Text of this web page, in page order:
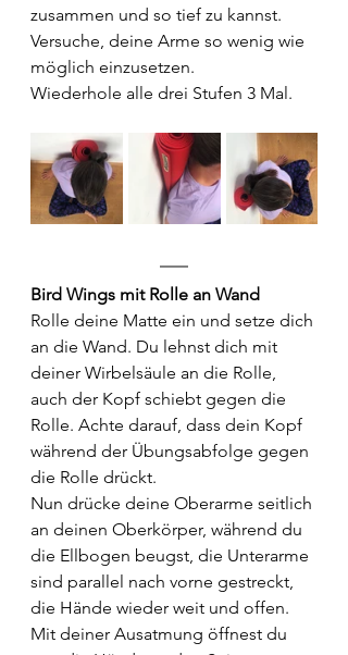
zusammen und so tief zu kannst.
Versuche, deine Arme so wenig wie
möglich einzusetzen.
Wiederhole alle drei Stufen 3 Mal.
Bird Wings mit Rolle an Wand
Rolle deine Matte ein und setze dich
an die Wand. Du lehnst dich mit
deiner Wirbelsäule an die Rolle,
auch der Kopf schiebt gegen die
Rolle. Achte darauf, dass dein Kopf
während der Übungsabfolge gegen
die Rolle drückt.
Nun drücke deine Oberarme seitlich
an deinen Oberkörper, während du
die Ellbogen beugst, die Unterarme
sind parallel nach vorne gestreckt,
die Hände wieder weit und offen.
Mit deiner Ausatmung öffnest du